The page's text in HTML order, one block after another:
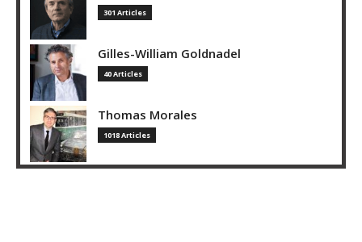
301 Articles
Gilles-William Goldnadel
40 Articles
Thomas Morales
1018 Articles